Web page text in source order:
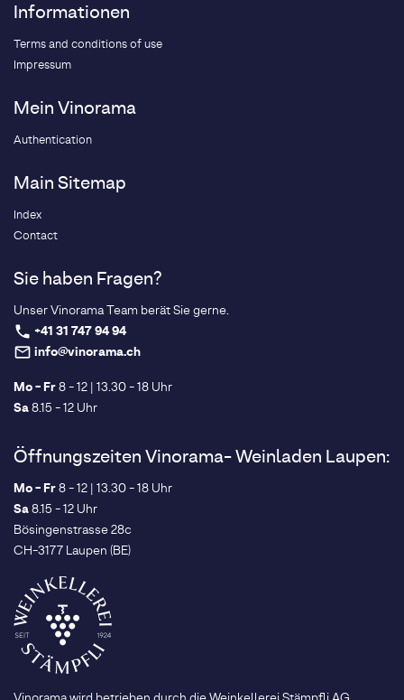
Informationen
Terms and conditions of use
Impressum
Mein Vinorama
Authentication
Main Sitemap
Index
Contact
Sie haben Fragen?
Unser Vinorama Team berät Sie gerne.
phone +41 31 747 94 94
mail_outline info@vinorama.ch
Mo - Fr8 - 12 | 13.30 - 18 Uhr
Sa8.15 - 12 Uhr
Öffnungszeiten Vinorama- Weinladen Laupen:
Mo - Fr8 - 12 | 13.30 - 18 Uhr
Sa8.15 - 12 Uhr
Bösingenstrasse 28c
CH-3177 Laupen (BE)